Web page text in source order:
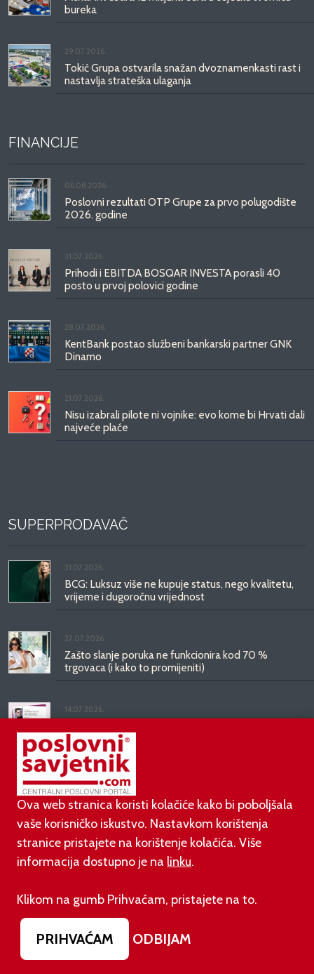
bureka
29.07.2026.
Tokić Grupa ostvarila snažan dvoznamenkasti rast i
nastavlja strateška ulaganja
FINANCIJE
06.08.2026.
Poslovni rezultati OTP Grupe za prvo polugodište
2026. godine
31.07.2026.
Prihodi i EBITDA BOSQAR INVESTA porasli 40
posto u prvoj polovici godine
28.07.2026.
KentBank postao službeni bankarski partner GNK
Dinamo
21.07.2026.
Nisu izabrali pilote ni vojnike: evo kome bi Hrvati dali
najveće plaće
SUPERPRODAVAČ
31.07.2026.
BCG: Luksuz više ne kupuje status, nego kvalitetu,
vrijeme i dugoročnu vrijednost
27.07.2026.
Zašto slanje poruka ne funkcionira kod 70 %
trgovaca (i kako to promijeniti)
14.07.2026.
prednost
08.07.2026.
Miljenko Bošković: Najveća prodajna pogreška je
pomisliti da je 'ne' kraj razgovora
INTERVJUI
Daryl Upsall: Ništa ne može zamijeniti ljudski odnos
između donatora i humanitarnih organizacija
Ova web stranica koristi kolačiće kako bi poboljšala
vaše korisničko iskustvo. Nastavkom korištenja
stranice pristajete na korištenje kolačića. Više
informacija dostupno je na linku.
Klikom na gumb Prihvaćam, pristajete na to.
PRIHVAĆAM ODBIJAM